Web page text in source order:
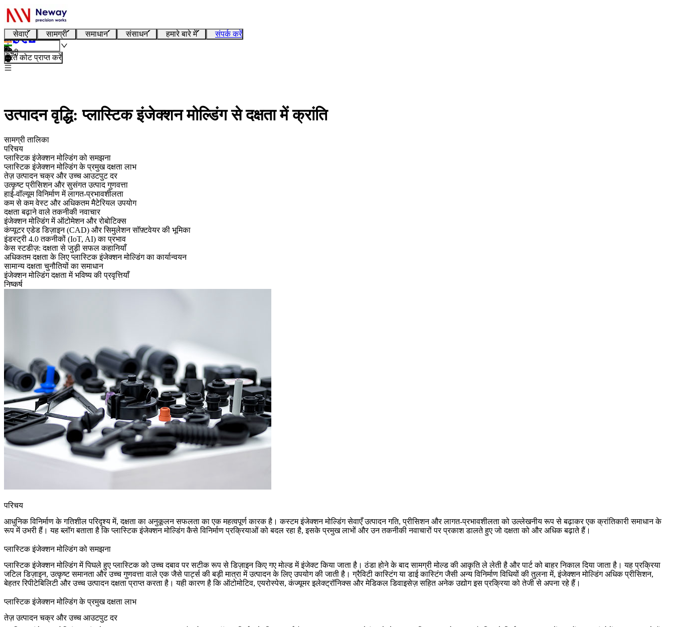
सेवाएं सामग्री समाधान संसाधन हमारे बारे में संपर्क करें
हिन्दी
तुरंत कोट प्राप्त करें
उत्पादन वृद्धि: प्लास्टिक इंजेक्शन मोल्डिंग से दक्षता में क्रांति
सामग्री तालिका
परिचय
प्लास्टिक इंजेक्शन मोल्डिंग को समझना
प्लास्टिक इंजेक्शन मोल्डिंग के प्रमुख दक्षता लाभ
तेज़ उत्पादन चक्र और उच्च आउटपुट दर
उत्कृष्ट प्रीसिशन और सुसंगत उत्पाद गुणवत्ता
हाई-वॉल्यूम विनिर्माण में लागत-प्रभावशीलता
कम से कम वेस्ट और अधिकतम मैटेरियल उपयोग
दक्षता बढ़ाने वाले तकनीकी नवाचार
इंजेक्शन मोल्डिंग में ऑटोमेशन और रोबोटिक्स
कंप्यूटर एडेड डिज़ाइन (CAD) और सिमुलेशन सॉफ़्टवेयर की भूमिका
इंडस्ट्री 4.0 तकनीकों (IoT, AI) का प्रभाव
केस स्टडीज़: दक्षता से जुड़ी सफल कहानियाँ
अधिकतम दक्षता के लिए प्लास्टिक इंजेक्शन मोल्डिंग का कार्यान्वयन
सामान्य दक्षता चुनौतियों का समाधान
इंजेक्शन मोल्डिंग दक्षता में भविष्य की प्रवृत्तियाँ
निष्कर्ष
परिचय
आधुनिक विनिर्माण के गतिशील परिदृश्य में, दक्षता का अनुकूलन सफलता का एक महत्वपूर्ण कारक है।कस्टम इंजेक्शन मोल्डिंग सेवाएँउत्पादन गति, प्रीसिशन और लागत-प्रभावशीलता को उल्लेखनीय रूप से बढ़ाकर एक क्रांतिकारी समाधान के
रूप में उभरी हैं। यह ब्लॉग बताता है कि प्लास्टिक इंजेक्शन मोल्डिंग कैसे विनिर्माण प्रक्रियाओं को बदल रहा है, इसके प्रमुख लाभों और उन तकनीकी नवाचारों पर प्रकाश डालते हुए जो दक्षता को और अधिक बढ़ाते हैं।
प्लास्टिक इंजेक्शन मोल्डिंग को समझना
प्लास्टिक इंजेक्शन मोल्डिंग में पिघले हुए प्लास्टिक को उच्च दबाव पर सटीक रूप से डिज़ाइन किए गए मोल्ड में इंजेक्ट किया जाता है। ठंडा होने के बाद सामग्री मोल्ड की आकृति ले लेती है और पार्ट को बाहर निकाल दिया जाता है। यह प्रक्रिया
जटिल डिज़ाइन, उत्कृष्ट समानता और उच्च गुणवत्ता वाले एक जैसे पार्ट्स की बड़ी मात्रा में उत्पादन के लिए उपयोग की जाती है।ग्रैविटी कास्टिंगयाडाई कास्टिंगजैसी अन्य विनिर्माण विधियों की तुलना में, इंजेक्शन मोल्डिंग अधिक प्रीसिशन,
बेहतर रिपीटेबिलिटी और उच्च उत्पादन दक्षता प्राप्त करता है। यही कारण है किऑटोमोटिव, एयरोस्पेस,कंज्यूमर इलेक्ट्रॉनिक्स औरमेडिकल डिवाइसेज़सहित अनेक उद्योग इस प्रक्रिया को तेजी से अपना रहे हैं।
प्लास्टिक इंजेक्शन मोल्डिंग के प्रमुख दक्षता लाभ
तेज़ उत्पादन चक्र और उच्च आउटपुट दर